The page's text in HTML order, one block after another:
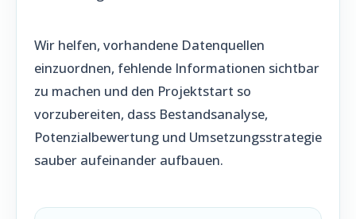
Wir helfen, vorhandene Datenquellen
einzuordnen, fehlende Informationen sichtbar
zu machen und den Projektstart so
vorzubereiten, dass Bestandsanalyse,
Potenzialbewertung und Umsetzungsstrategie
sauber aufeinander aufbauen.